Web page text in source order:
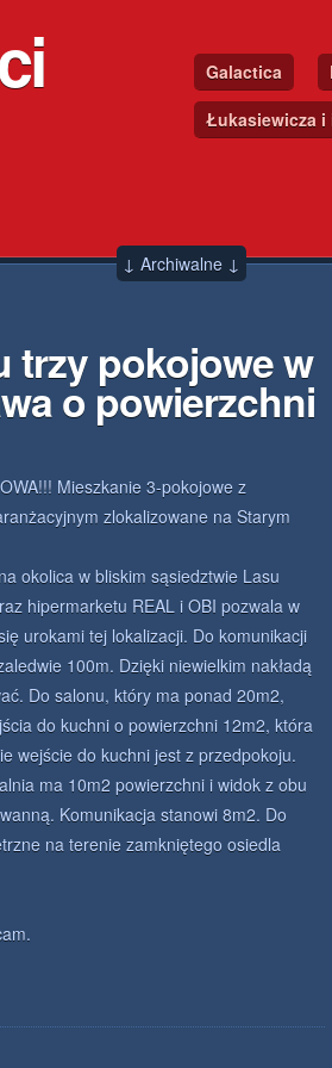
Galactica
Łukasiewicza i
↓ Archiwalne ↓
trzy pokojowe w
o powierzchni
Mieszkanie 3-pokojowe z
zlokalizowane na Starym
okolica w bliskim sąsiedztwie Lasu
hipermarketu REAL i OBI pozwala w
urokami tej lokalizacji. Do komunikacji
100m. Dzięki niewielkim nakładą
Do salonu, który ma ponad 20m2,
do kuchni o powierzchni 12m2, która
wejście do kuchni jest z przedpokoju.
ma 10m2 powierzchni i widok z obu
Komunikacja stanowi 8m2. Do
na terenie zamkniętego osiedla